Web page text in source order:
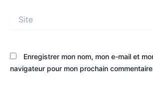
Enregistrer mon nom, mon e-mail et
navigateur pour mon prochain